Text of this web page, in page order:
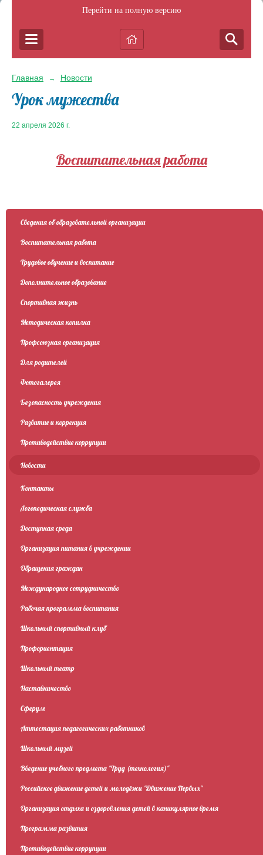
Перейти на полную версию
Главная → Новости
Урок мужества
22 апреля 2026 г.
Воспитательная работа
Сведения об образовательной организации
Воспитательная работа
Трудовое обучение и воспитание
Дополнительное образование
Спортивная жизнь
Методическая копилка
Профсоюзная организация
Для родителей
Фотогалерея
Безопасность учреждения
Развитие и коррекция
Противодействие коррупции
Новости
Контакты
Логопедическая служба
Доступная среда
Организация питания в учреждении
Обращения граждан
Международное сотрудничество
Рабочая программа воспитания
Школьный спортивный клуб
Профориентация
Школьный театр
Наставничество
Сферум
Аттестация педагогических работников
Школьный музей
Введение учебного предмета "Труд (технология)"
Российское движение детей и молодёжи "Движение Первых"
Организация отдыха и оздоровления детей в каникулярное время
Программа развития
Противодействие коррупции